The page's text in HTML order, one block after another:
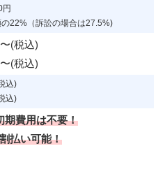
22%（訴訟の場合は27.5%)
(税込)
(税込)
込)
込)
期費用は不要！
払い可能！